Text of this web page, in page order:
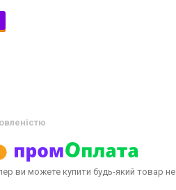
ви можете купити будь-який товар не